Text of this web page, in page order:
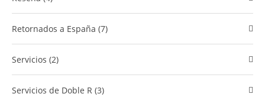
Retornados a España (7)
Servicios (2)
Servicios de Doble R (3)